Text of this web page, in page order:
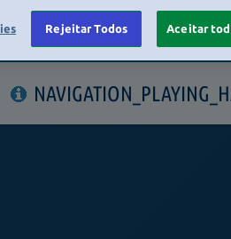
Rejeitar Todos Aceitar